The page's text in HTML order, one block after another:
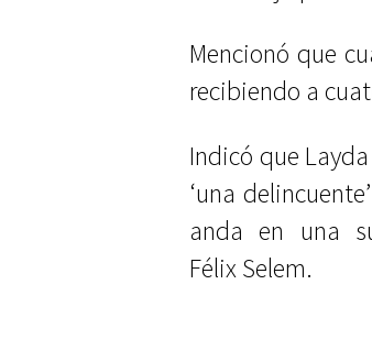
Mencionó que
recibiendo a
Indicó que
‘una
anda en una
Félix Selem.